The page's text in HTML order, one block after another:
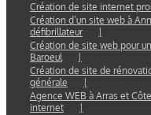
Création de site internet
Création d’un site web à
défibrillateur
Création de site web pour
Baroeul
Création de site de
générale
Agence WEB à Arras et
internet